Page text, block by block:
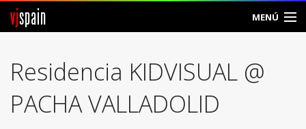
vjspain MENÚ
Foros
Noticias
Residencia KIDVISUAL @
PACHA VALLADOLID